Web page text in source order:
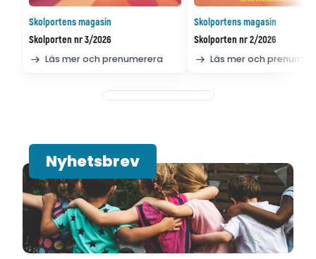
Skolportens magasin
Skolporten nr 3/2026
Läs mer och prenumerera
Skolportens magasin
Skolporten nr 2/2026
Läs mer och
Nyhetsbrev